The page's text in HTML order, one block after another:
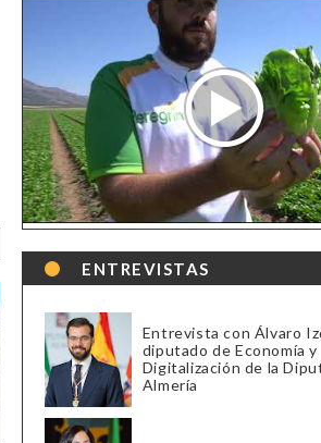
ENTREVISTAS
Entrevista con Álvaro
diputado de Economía y
Digitalización de la
Almería